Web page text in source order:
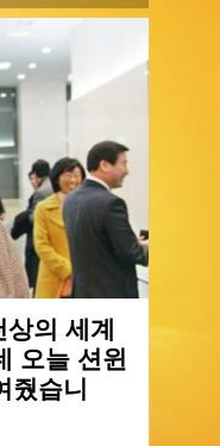
의 세계
오늘 션윈
줬습니